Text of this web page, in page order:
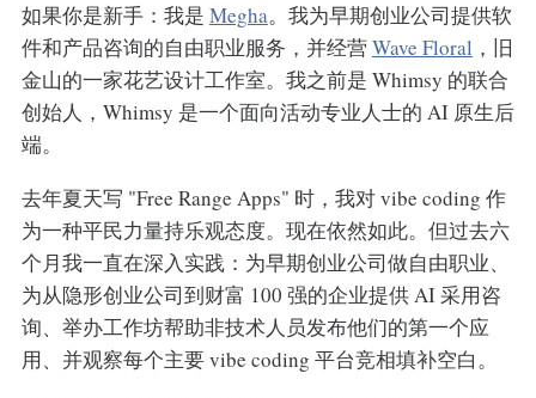
如果你是新手：我是 Megha。我为早期创业公司提供软
件和产品咨询的自由职业服务，并经营Wave Floral ，旧
金山的一家花艺设计工作室。我之前是 Whimsy 的联合
创始人，Whimsy 是一个面向活动专业人士的 AI 原生后
端。
去年夏天写 "Free Range Apps" 时，我对 vibe coding 作
为一种平民力量持乐观态度。现在依然如此。但过去六
个月我一直在深入实践：为早期创业公司做自由职业、
为从隐形创业公司到财富 100 强的企业提供 AI 采用咨
询、举办工作坊帮助非技术人员发布他们的第一个应
用、并观察每个主要 vibe coding 平台竞相填补空白。